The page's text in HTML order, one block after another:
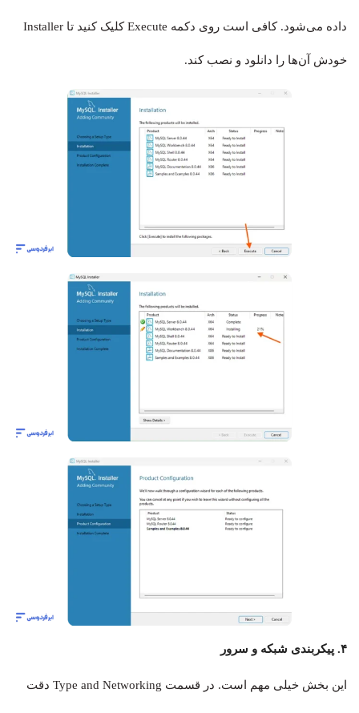
داده می‌شود. کافی است روی دکمه Execute کلیک کنید تا Installer
خودش آن‌ها را دانلود و نصب کند.
۴. پیکربندی شبکه و سرور
این بخش خیلی مهم است. در قسمت Type and Networking دقت